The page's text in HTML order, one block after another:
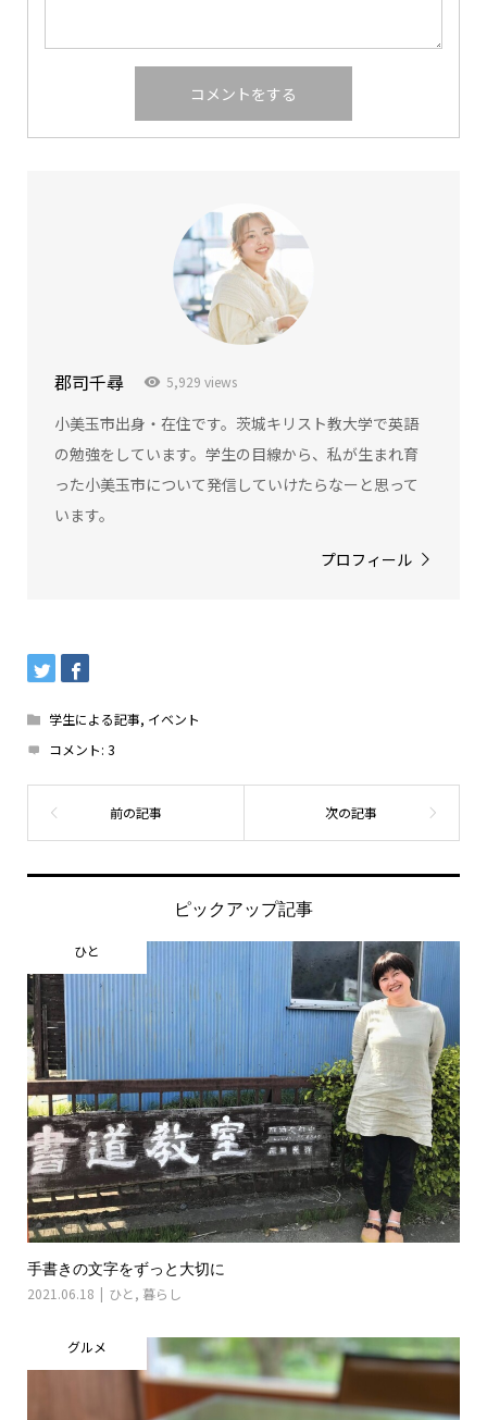
郡司千尋 5,929 views
小美玉市出身・在住です。茨城キリスト教大学で英語
の勉強をしています。学生の目線から、私が生まれ育
った小美玉市について発信していけたらなーと思って
います。
プロフィール
学生による記事, イベント
コメント: 3
ピックアップ記事
ひと
手書きの文字をずっと大切に
2021.06.18 ひと , 暮らし
グルメ